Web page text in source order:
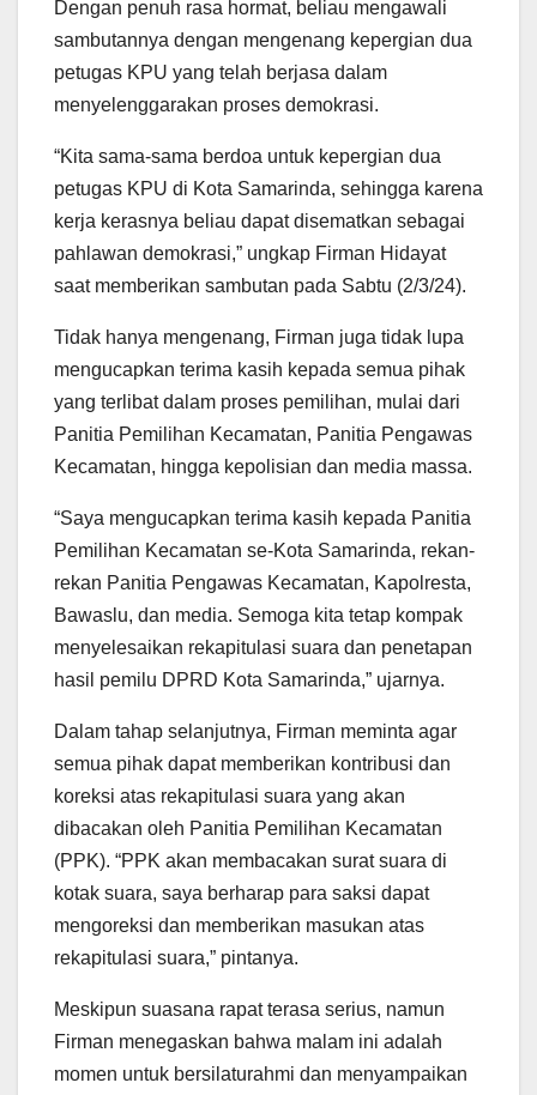
Dengan penuh rasa hormat, beliau mengawali
sambutannya dengan mengenang kepergian dua
petugas KPU yang telah berjasa dalam
menyelenggarakan proses demokrasi.
“Kita sama-sama berdoa untuk kepergian dua
petugas KPU di Kota Samarinda, sehingga karena
kerja kerasnya beliau dapat disematkan sebagai
pahlawan demokrasi,” ungkap Firman Hidayat
saat memberikan sambutan pada Sabtu (2/3/24).
Tidak hanya mengenang, Firman juga tidak lupa
mengucapkan terima kasih kepada semua pihak
yang terlibat dalam proses pemilihan, mulai dari
Panitia Pemilihan Kecamatan, Panitia Pengawas
Kecamatan, hingga kepolisian dan media massa.
“Saya mengucapkan terima kasih kepada Panitia
Pemilihan Kecamatan se-Kota Samarinda, rekan-
rekan Panitia Pengawas Kecamatan, Kapolresta,
Bawaslu, dan media. Semoga kita tetap kompak
menyelesaikan rekapitulasi suara dan penetapan
hasil pemilu DPRD Kota Samarinda,” ujarnya.
Dalam tahap selanjutnya, Firman meminta agar
semua pihak dapat memberikan kontribusi dan
koreksi atas rekapitulasi suara yang akan
dibacakan oleh Panitia Pemilihan Kecamatan
(PPK). “PPK akan membacakan surat suara di
kotak suara, saya berharap para saksi dapat
mengoreksi dan memberikan masukan atas
rekapitulasi suara,” pintanya.
Meskipun suasana rapat terasa serius, namun
Firman menegaskan bahwa malam ini adalah
momen untuk bersilaturahmi dan menyampaikan